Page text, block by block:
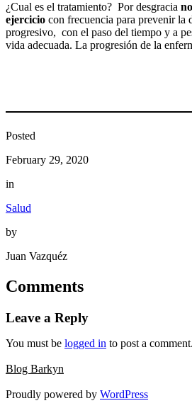
¿Cual es el tratamiento? Por desgracia
ejercicio con frecuencia para prevenir la
progresivo, con el paso del tiempo y a
vida adecuada. La progresión de la
Posted
February 29, 2020
in
Salud
by
Juan Vazquéz
Comments
Leave a Reply
You must be logged in to post a comment.
Blog Barkyn
Proudly powered by WordPress